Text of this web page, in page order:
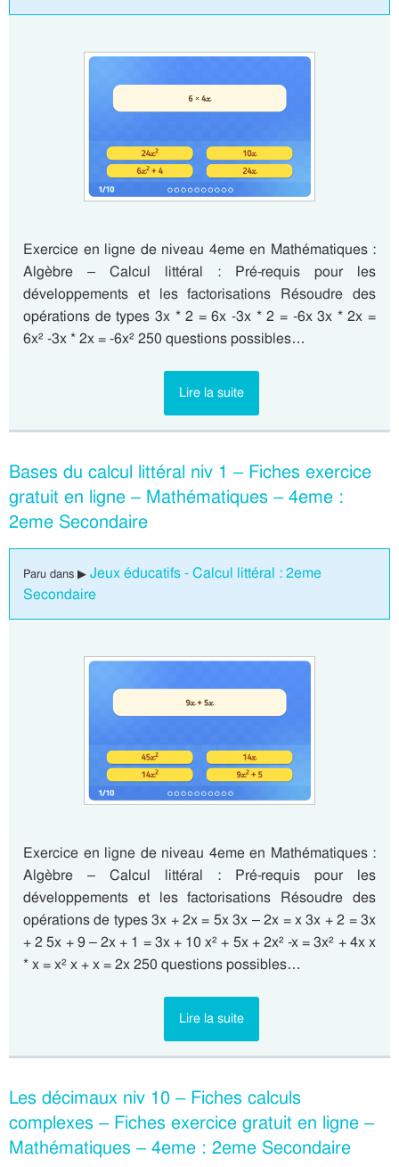
Exercice en ligne de niveau 4eme en Mathématiques :
Algèbre – Calcul littéral : Pré-requis pour les
développements et les factorisations Résoudre des
opérations de types 3x * 2 = 6x -3x * 2 = -6x 3x * 2x =
6x² -3x * 2x = -6x² 250 questions possibles…
Lire la suite
Bases du calcul littéral niv 1 – Fiches exercice
gratuit en ligne – Mathématiques – 4eme :
2eme Secondaire
Paru dans ▶ Jeux éducatifs - Calcul littéral : 2eme
Secondaire
Exercice en ligne de niveau 4eme en Mathématiques :
Algèbre – Calcul littéral : Pré-requis pour les
développements et les factorisations Résoudre des
opérations de types 3x + 2x = 5x 3x – 2x = x 3x + 2 = 3x
+ 2 5x + 9 – 2x + 1 = 3x + 10 x² + 5x + 2x² -x = 3x² + 4x x
* x = x² x + x = 2x 250 questions possibles…
Lire la suite
Les décimaux niv 10 – Fiches calculs
complexes – Fiches exercice gratuit en ligne –
Mathématiques – 4eme : 2eme Secondaire